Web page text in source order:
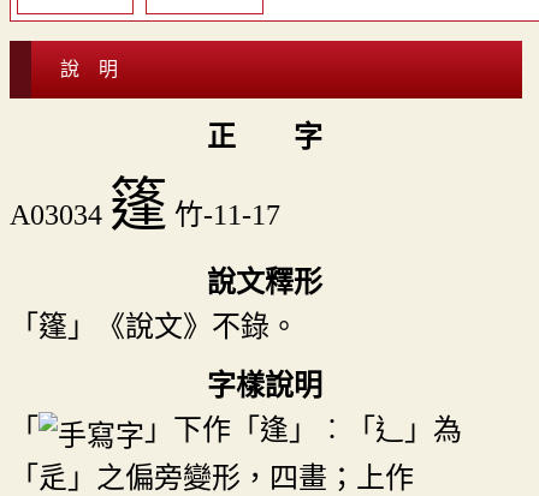
說 明
正 字
A03034 篷 竹-11-17
說文釋形
「篷」《說文》不錄。
字樣說明
「
」下作「逢」︰「辶」為
「辵」之偏旁變形，四畫；上作